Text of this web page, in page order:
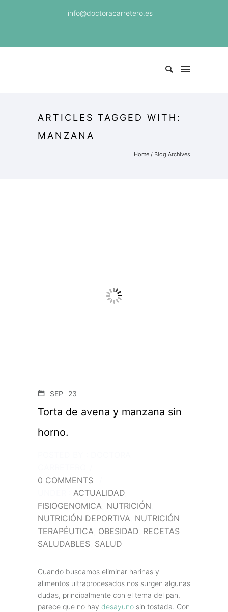
info@doctoracarretero.es
ARTICLES TAGGED WITH:
MANZANA
Home / Blog Archives
SEP 23
Torta de avena y manzana sin
horno.
0 COMMENTS
ACTUALIDAD
FISIOGENOMICA NUTRICIÓN
NUTRICIÓN DEPORTIVA NUTRICIÓN
TERAPÉUTICA OBESIDAD RECETAS
SALUDABLES SALUD
Cuando buscamos eliminar harinas y
alimentos ultraprocesados nos surgen algunas
dudas, principalmente con el tema del pan,
parece que no hay desayuno sin tostada. Con